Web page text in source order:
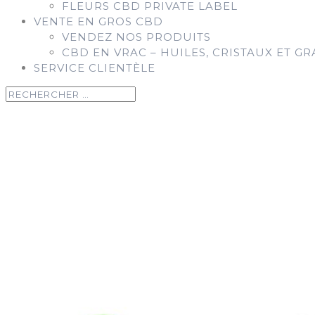
FLEURS CBD PRIVATE LABEL
VENTE EN GROS CBD
VENDEZ NOS PRODUITS
CBD EN VRAC – HUILES, CRISTAUX ET
SERVICE CLIENTÈLE